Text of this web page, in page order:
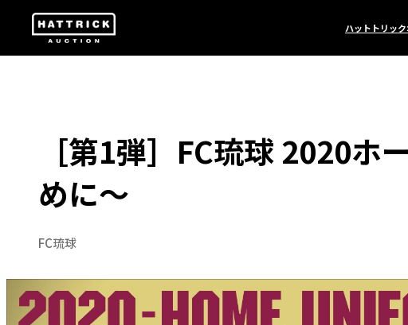
ハットトリッ
［第1弾］FC琉球 2020
めに〜
FC琉球